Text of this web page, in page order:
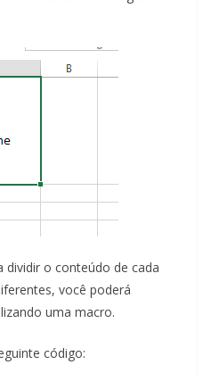
dividir o conteúdo de cada
você poderá
uma macro.
código: